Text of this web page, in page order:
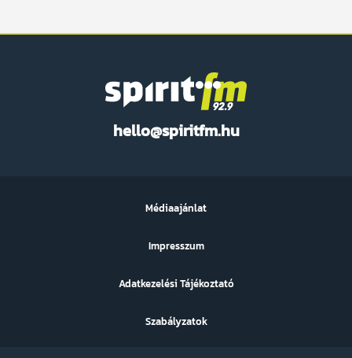
hello@spiritfm.hu
FM
Médiaajánlat
Impresszum
Adatkezelési Tájékoztató
Szabályzatok